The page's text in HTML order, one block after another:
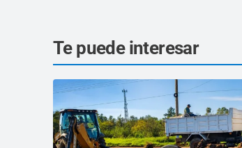
Te puede interesar